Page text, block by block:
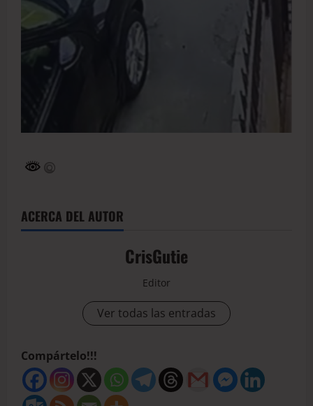
ACERCA DEL AUTOR
CrisGutie
Editor
Ver todas las entradas
Compártelo!!!